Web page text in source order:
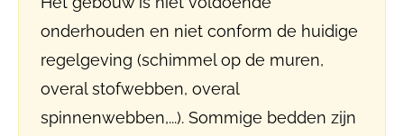
onderhouden en niet conform de huidige
regelgeving (schimmel op de muren,
overal stofwebben, overal
spinnenwebben,...). Sommige bedden zijn